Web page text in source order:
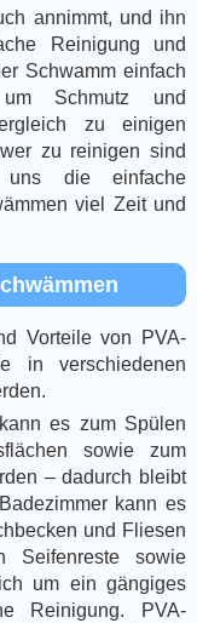
annimmt, und ihn
Reinigung und
Schwamm einfach
Schmutz und
zu einigen
zu reinigen sind
uns die einfache
viel Zeit und
Vorteile von PVA-
in verschiedenen
es zum Spülen
sowie zum
– dadurch bleibt
kann es
und Fliesen
Seifenreste sowie
um ein gängiges
Reinigung. PVA-